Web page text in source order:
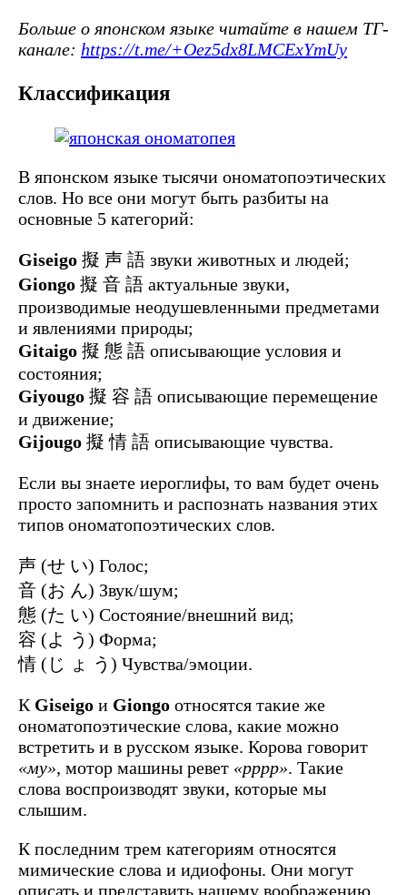
Больше о японском языке читайте в нашем ТГ-
канале: https://t.me/+Oez5dx8LMCExYmUy
Классификация
В японском языке тысячи ономатопоэтических
слов. Но все они могут быть разбиты на
основные 5 категорий:
Giseigo 擬 声 語 звуки животных и людей;
Giongo 擬 音 語 актуальные звуки,
производимые неодушевленными предметами
и явлениями природы;
Gitaigo 擬 態 語 описывающие условия и
состояния;
Giyougo 擬 容 語 описывающие перемещение
и движение;
Gijougo 擬 情 語 описывающие чувства.
Если вы знаете иероглифы, то вам будет очень
просто запомнить и распознать названия этих
типов ономатопоэтических слов.
声 (せ い) Голос;
音 (お ん) Звук/шум;
態 (た い) Состояние/внешний вид;
容 (よ う) Форма;
情 (じ ょ う) Чувства/эмоции.
К Giseigo и Giongo относятся такие же
ономатопоэтические слова, какие можно
встретить и в русском языке. Корова говорит
«му», мотор машины ревет «рррр». Такие
слова воспроизводят звуки, которые мы
слышим.
К последним трем категориям относятся
мимические слова и идиофоны. Они могут
описать и представить нашему воображению